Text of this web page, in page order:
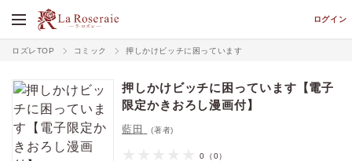
ログイン
ロズレTOP コミック 押しかけビッチに困っています
押しかけビッチに困っています【電子
限定かきおろし漫画付】
藍田 (著者)
0 （0）